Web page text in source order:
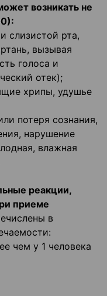
возникать не
слизистой рта,
вызывая
голоса и
отек);
хрипы, удушье
потеря сознания,
нарушение
влажная
реакции,
приеме
в
чем у 1 человека